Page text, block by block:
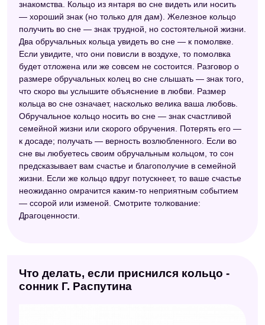
знакомства. Кольцо из янтаря во сне видеть или носить
— хороший знак (но только для дам). Железное кольцо
получить во сне — знак трудной, но состоятельной жизни.
Два обручальных кольца увидеть во сне — к помолвке.
Если увидите, что они повисли в воздухе, то помолвка
будет отложена или же совсем не состоится. Разговор о
размере обручальных колец во сне слышать — знак того,
что скоро вы услышите объяснение в любви. Размер
кольца во сне означает, насколько велика ваша любовь.
Обручальное кольцо носить во сне — знак счастливой
семейной жизни или скорого обручения. Потерять его —
к досаде; получать — верность возлюбленного. Если во
сне вы любуетесь своим обручальным кольцом, то сон
предсказывает вам счастье и благополучие в семейной
жизни. Если же кольцо вдруг потускнеет, то ваше счастье
неожиданно омрачится каким-то неприятным событием
— ссорой или изменой. Смотрите толкование:
Драгоценности.
Что делать, если приснился кольцо -
сонник Г. Распутина